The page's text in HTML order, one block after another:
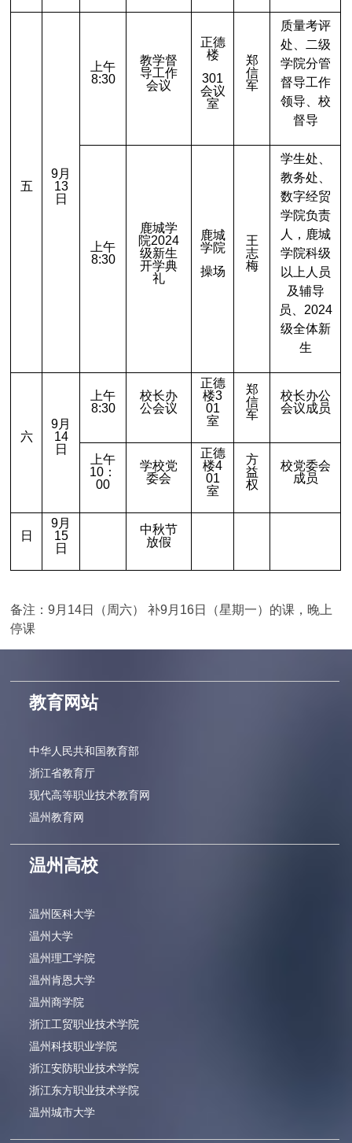
五
9月
13
日
上午
8:30
教学督
导工作
会议
正德
楼
301
会议
室
郑
信
军
质量考评
处、二级
学院分管
督导工作
领导、校
督导
上午
8:30
鹿城学
院2024
级新生
开学典
礼
鹿城
学院
操场
王
志
梅
学生处、
教务处、
数字经贸
学院负责
人，鹿城
学院科级
以上人员
及辅导
员、2024
级全体新
生
六
9月
14
日
上午
8:30
校长办
公会议
正德
楼3
01
室
郑
信
军
校长办公
会议成员
上午
10：
00
学校党
委会
正德
楼4
01
室
方
益
权
校党委会
成员
日
9月
15
日
中秋节
放假
备注：9月14日（周六）补9 月 16日（星期一）的课，晚上
停课
教育网站
中华人民共和国教育部
浙江省教育厅
现代高等职业技术教育网
温州教育网
温州高校
温州医科大学
温州大学
温州理工学院
温州肯恩大学
温州商学院
浙江工贸职业技术学院
温州科技职业学院
浙江安防职业技术学院
浙江东方职业技术学院
温州城市大学